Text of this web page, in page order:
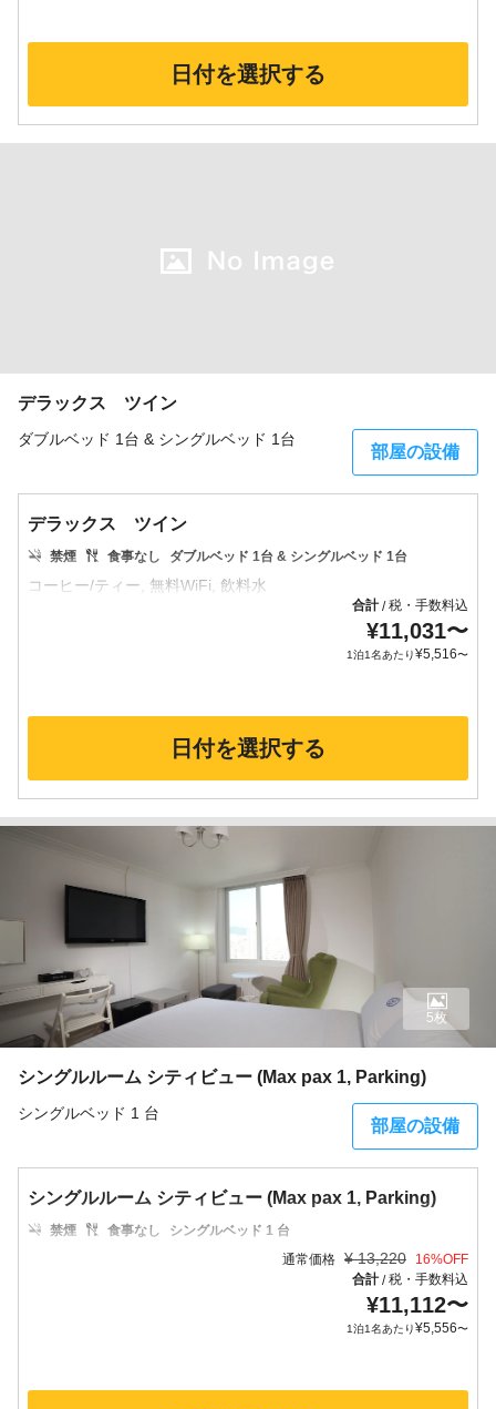
日付を選択する
デラックス ツイン
ダブルベッド 1台 & シングルベッド 1台
部屋の設備
デラックス ツイン
禁煙 食事なし ダブルベッド 1台 & シングルベッド 1台
合計/税・手数料込
¥11,031〜
1泊1名あたり¥5,516〜
日付を選択する
シングルルーム シティビュー (Max pax 1, Parking)
シングルベッド 1 台
部屋の設備
5枚
シングルルーム シティビュー (Max pax 1, Parking)
禁煙 食事なし
シングルベッド 1 台
通常価格 ¥ 13,220 16%OFF
合計/税・手数料込
¥11,112〜
1泊1名あたり¥5,556〜